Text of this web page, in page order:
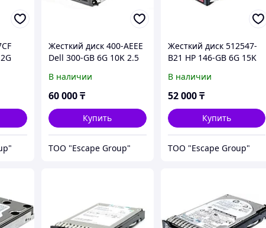
Жесткий диск 400-AEEE
Dell 300-GB 6G 10K 2.5
В наличии
60 000₸
Купить
ТОО "Escape Group"
Жесткий диск 512547-
B21 HP 146-GB 6G 15K
В наличии
52 000 ₸
Купить
ТОО "Escape Group"